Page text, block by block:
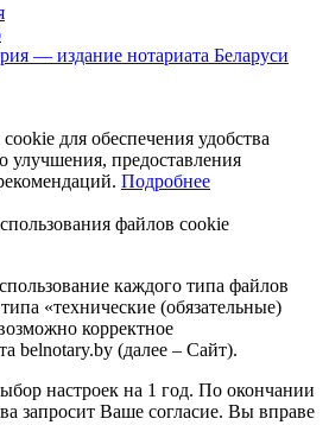
— издание нотариата Беларуси
для обеспечения удобства
улучшения, предоставления
Подробнее
файлов cookie
каждого типа файлов
«технические (обязательные)
корректное
belnotary.by (далее – Сайт).
настроек на 1 год. По окончании
запросит Ваше согласие. Вы вправе